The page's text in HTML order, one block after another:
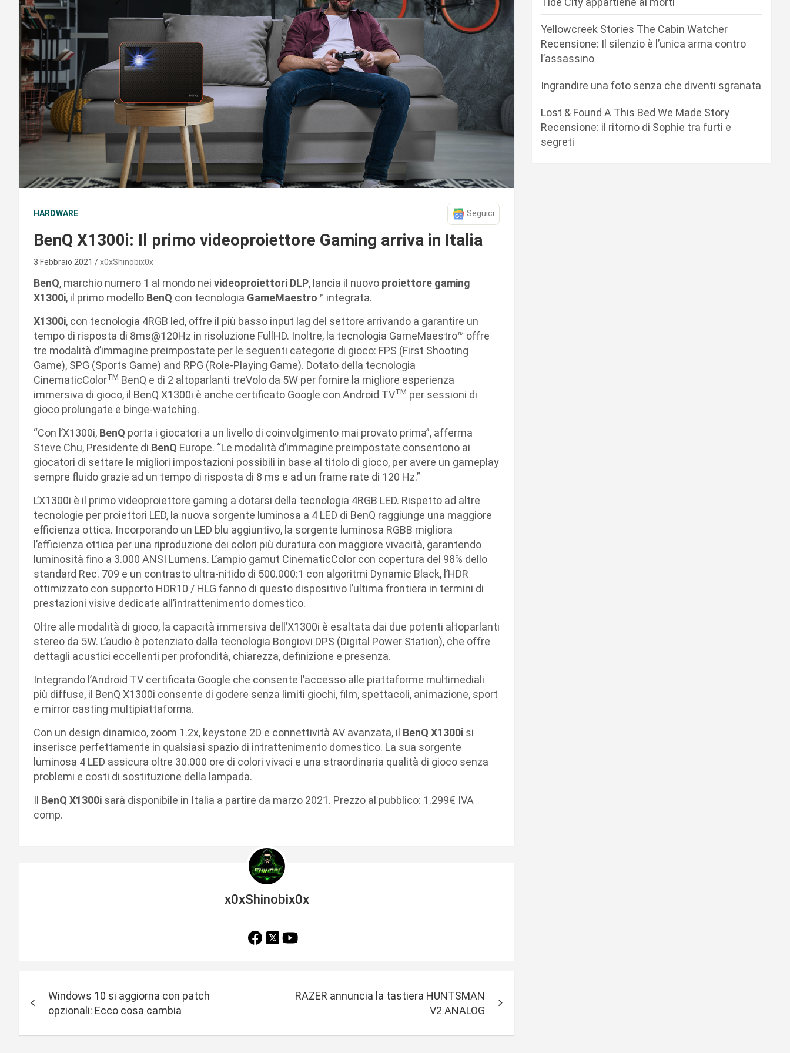
HARDWARE Seguici
BenQ X1300i: Il primo videoproiettore Gaming arriva in Italia
3 Febbraio 2021 x0xShinobix0x
BenQ, marchio numero 1 al mondo nei videoproiettori DLP, lancia il nuovo proiettore gaming
X1300i, il primo modello BenQ con tecnologia GameMaestro™ integrata.
X1300i, con tecnologia 4RGB led, offre il più basso input lag del settore arrivando a garantire un
tempo di risposta di 8ms@120Hz in risoluzione FullHD. Inoltre, la tecnologia GameMaestro™ offre
tre modalità d’immagine preimpostate per le seguenti categorie di gioco: FPS (First Shooting
Game), SPG (Sports Game) and RPG (Role-Playing Game). Dotato della tecnologia
CinematicColorTM BenQ e di 2 altoparlanti treVolo da 5W per fornire la migliore esperienza
immersiva di gioco, il BenQ X1300i è anche certificato Google con Android TVTM per sessioni di
gioco prolungate e binge-watching.
“Con l’X1300i, BenQ porta i giocatori a un livello di coinvolgimento mai provato prima”, afferma
Steve Chu, Presidente di BenQ Europe. “Le modalità d’immagine preimpostate consentono ai
giocatori di settare le migliori impostazioni possibili in base al titolo di gioco, per avere un gameplay
sempre fluido grazie ad un tempo di risposta di 8 ms e ad un frame rate di 120 Hz.”
L’X1300i è il primo videoproiettore gaming a dotarsi della tecnologia 4RGB LED. Rispetto ad altre
tecnologie per proiettori LED, la nuova sorgente luminosa a 4 LED di BenQ raggiunge una maggiore
efficienza ottica. Incorporando un LED blu aggiuntivo, la sorgente luminosa RGBB migliora
l’efficienza ottica per una riproduzione dei colori più duratura con maggiore vivacità, garantendo
luminosità fino a 3.000 ANSI Lumens. L’ampio gamut CinematicColor con copertura del 98% dello
standard Rec. 709 e un contrasto ultra-nitido di 500.000:1 con algoritmi Dynamic Black, l’HDR
ottimizzato con supporto HDR10 / HLG fanno di questo dispositivo l’ultima frontiera in termini di
prestazioni visive dedicate all’intrattenimento domestico.
Oltre alle modalità di gioco, la capacità immersiva dell’X1300i è esaltata dai due potenti altoparlanti
stereo da 5W. L’audio è potenziato dalla tecnologia Bongiovi DPS (Digital Power Station), che offre
dettagli acustici eccellenti per profondità, chiarezza, definizione e presenza.
Integrando l’Android TV certificata Google che consente l’accesso alle piattaforme multimediali
più diffuse, il BenQ X1300i consente di godere senza limiti giochi, film, spettacoli, animazione, sport
e mirror casting multipiattaforma.
Con un design dinamico, zoom 1.2x, keystone 2D e connettività AV avanzata, il BenQ X1300i si
inserisce perfettamente in qualsiasi spazio di intrattenimento domestico. La sua sorgente
luminosa 4 LED assicura oltre 30.000 ore di colori vivaci e una straordinaria qualità di gioco senza
problemi e costi di sostituzione della lampada.
Il BenQ X1300i sarà disponibile in Italia a partire da marzo 2021. Prezzo al pubblico: 1.299€ IVA
comp.
x0xShinobix0x
v
Windows 10 si aggiorna con patch
opzionali: Ecco cosa cambia
RAZER annuncia la tastiera HUNTSMAN
V2 ANALOG
Yellowcreek Stories The Cabin Watcher
Recensione: Il silenzio è l’unica arma contro
l’assassino
Ingrandire una foto senza che diventi sgranata
Lost & Found A This Bed We Made Story
Recensione: il ritorno di Sophie tra furti e
segreti